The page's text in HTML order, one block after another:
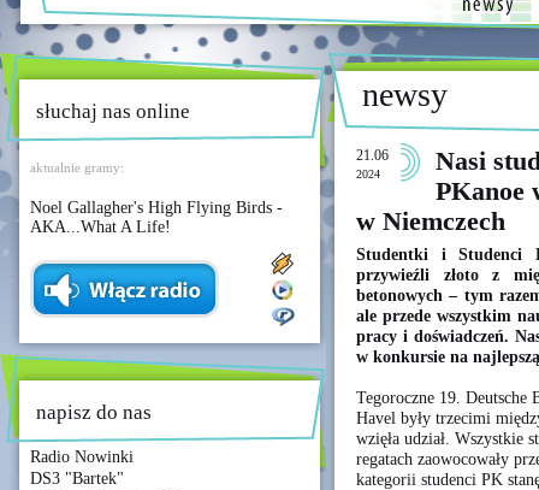
słuchaj nas online
aktualnie gramy:
Noel Gallagher's High Flying Birds -
AKA...What A Life!
napisz do nas
Radio Nowinki
DS3 "Bartek"
newsy
21.06
2024
Nasi
PKanoe
w Niemczech
Studentki i Studenci
przywieźli złoto z
betonowych – tym
ale przede wszystkim
pracy i doświadczeń.
w konkursie na
Tegoroczne 19. Deutsche
Havel były trzecimi
wzięła udział. Wszystkie
regatach zaowocowały
kategorii studenci PK